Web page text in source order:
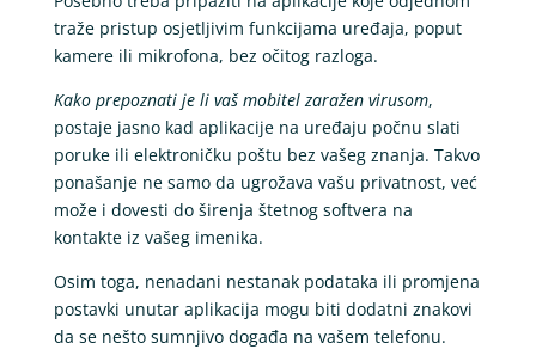
traže pristup osjetljivim funkcijama uređaja, poput
kamere ili mikrofona, bez očitog razloga.
Kako prepoznati je li vaš mobitel zaražen virusom,
postaje jasno kad aplikacije na uređaju počnu slati
poruke ili elektroničku poštu bez vašeg znanja. Takvo
ponašanje ne samo da ugrožava vašu privatnost, već
može i dovesti do širenja štetnog softvera na
kontakte iz vašeg imenika.
Osim toga, nenadani nestanak podataka ili promjena
postavki unutar aplikacija mogu biti dodatni znakovi
da se nešto sumnjivo događa na vašem telefonu.